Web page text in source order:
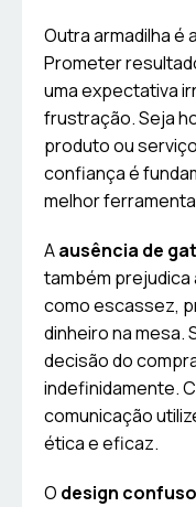
Outra armadilha é a
Prometer
uma expectativa
frustração. Seja
produto ou
confiança é
melhor
Aausência de
também
como escassez,
dinheiro na mesa.
decisão do
indefinidamente.
comunicação
ética e eficaz.
O design